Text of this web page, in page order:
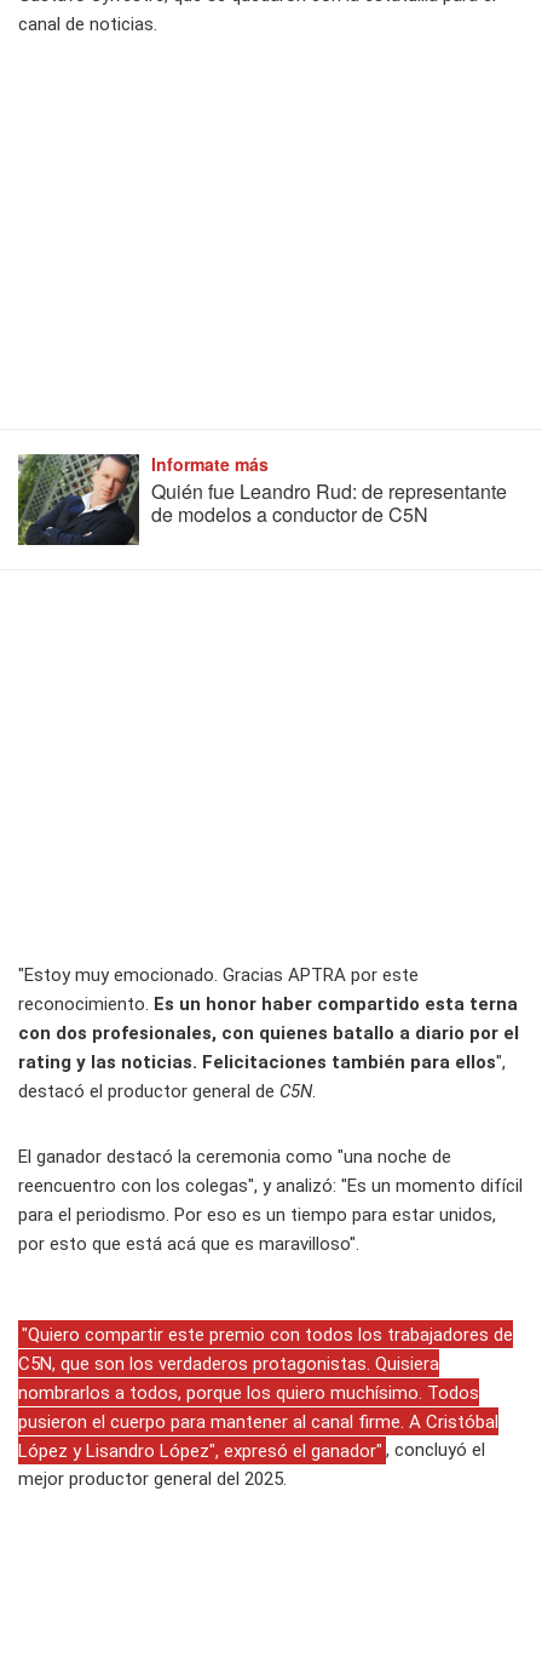
canal de noticias.
Informate más
Quién fue Leandro Rud: de representante
de modelos a conductor de C5N
"Estoy muy emocionado. Gracias APTRA por este
reconocimiento. Es un honor haber compartido esta terna
con dos profesionales, con quienes batallo a diario por el
rating y las noticias. Felicitaciones también para ellos",
destacó el productor general de C5N.
El ganador destacó la ceremonia como "una noche de
reencuentro con los colegas", y analizó: "Es un momento difícil
para el periodismo. Por eso es un tiempo para estar unidos,
por esto que está acá que es maravilloso".
"Quiero compartir este premio con todos los trabajadores de
C5N, que son los verdaderos protagonistas. Quisiera
nombrarlos a todos, porque los quiero muchísimo. Todos
pusieron el cuerpo para mantener al canal firme. A Cristóbal
López y Lisandro López", expresó el ganador" , concluyó el
mejor productor general del 2025.